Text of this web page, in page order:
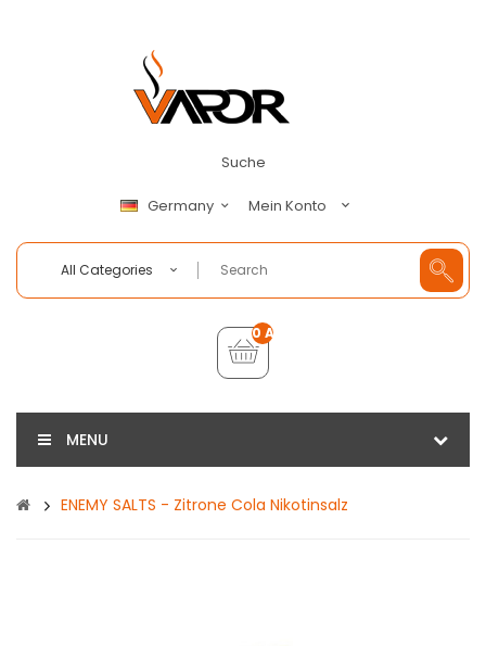
Suche
Germany Mein Konto
All Categories
0 Artikel - €0,00
MENU
ENEMY SALTS - Zitrone Cola Nikotinsalz